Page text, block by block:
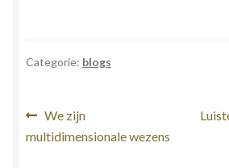
Categorie: blogs
Bericht
navigatie
Vorig
bericht:
We zijn
multidimensionale wezens